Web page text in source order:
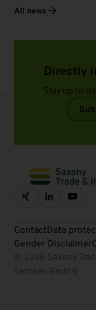
All news
Directly
Stay up to
ContactData
Gender Disclaimer
© 2026 Saxony
Sachsen GmbH)